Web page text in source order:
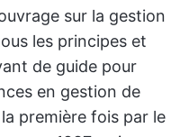
sur la gestion
les principes et
de guide pour
en gestion de
première fois par le